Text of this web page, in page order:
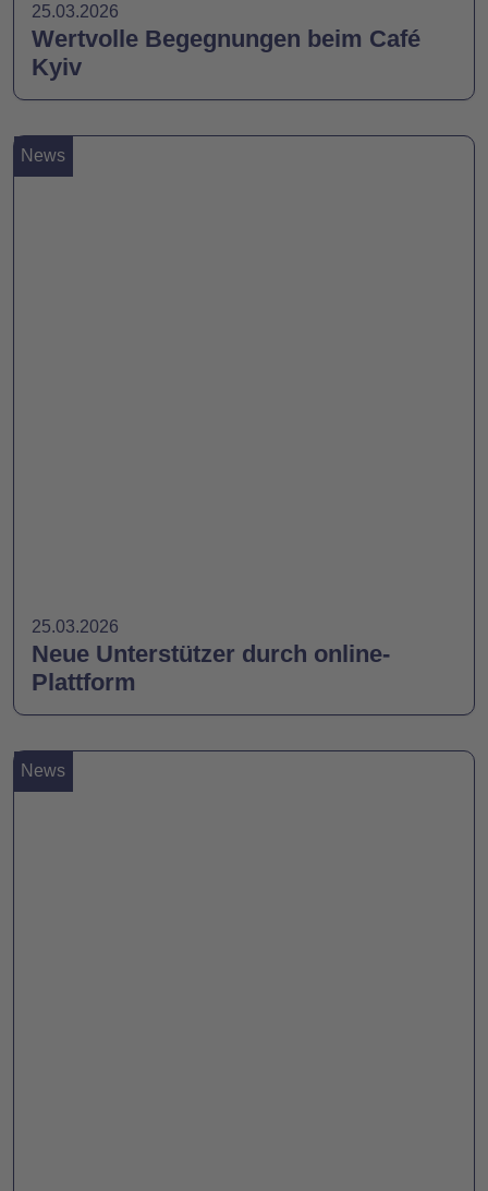
25.03.2026
Wertvolle Begegnungen beim Café
Kyiv
News
25.03.2026
Neue Unterstützer durch online-
Plattform
News